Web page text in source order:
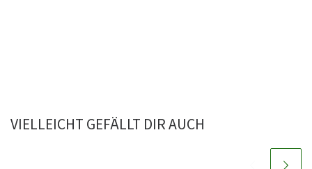
VIELLEICHT GEFÄLLT DIR AUCH